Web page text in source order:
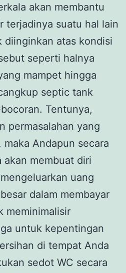
akan membantu
terjadinya suatu hal lain
diinginkan atas kondisi
seperti halnya
mampet hingga
septic tank
Tentunya,
permasalahan yang
Andapun secara
membuat diri
uang
dalam membayar
meminimalisir
untuk kepentingan
di tempat Anda
sedot WC secara